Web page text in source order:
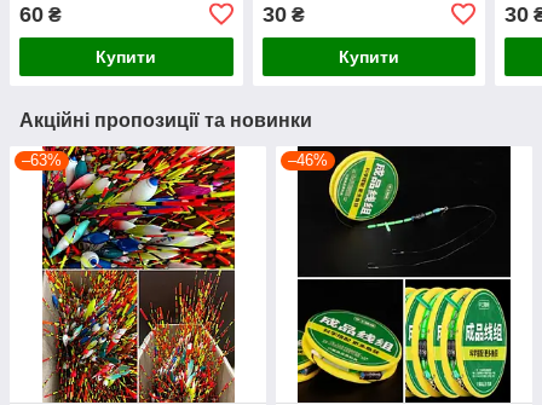
60 ₴
Купити
30₴
Купити
30
Акційні пропозиції та новинки
–63% –46%